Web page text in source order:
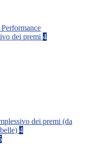
dei premi 4
dei premi (da
4